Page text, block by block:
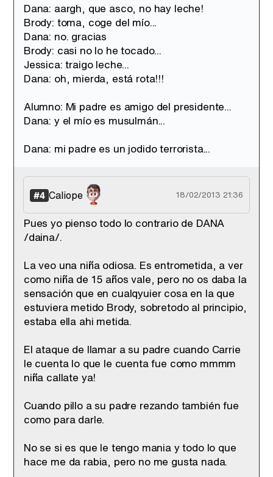
Dana: aargh, que asco, no hay leche!
Brody: toma, coge del mío...
Dana: no. gracias
Brody: casi no lo he tocado...
Jessica: traigo leche...
Dana: oh, mierda, está rota!!!
Alumno: Mi padre es amigo del presidente...
Dana: y el mío es musulmán...
Dana: mi padre es un jodido terrorista...
#4 Caliope 18/02/2013 21:36
Pues yo pienso todo lo contrario de DANA
/daina/.
La veo una niña odiosa. Es entrometida, a ver
como niña de 15 años vale, pero no os daba la
sensación que en cualqyuier cosa en la que
estuviera metido Brody, sobretodo al principio,
estaba ella ahi metida.
El ataque de llamar a su padre cuando Carrie
le cuenta lo que le cuenta fue como mmmm
niña callate ya!
Cuando pillo a su padre rezando también fue
como para darle.
No se si es que le tengo mania y todo lo que
hace me da rabia, pero no me gusta nada.